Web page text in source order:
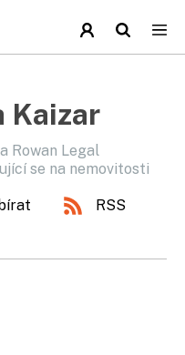
Kaizar
Rowan Legal
se na nemovitosti
RSS